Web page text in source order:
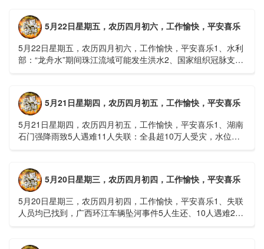
5月22日星期五，农历四月初六，工作愉快，平安喜乐
5月22日星期五，农历四月初六，工作愉快，平安喜乐1、水利
部：“龙舟水”期间珠江流域可能发生洪水2、国家组织冠脉支架
5月21日星期四，农历四月初五，工作愉快，平安喜乐
5月21日星期四，农历四月初五，工作愉快，平安喜乐1、湖南
石门强降雨致5人遇难11人失联：全县超10万人受灾，水位正
5月20日星期三，农历四月初四，工作愉快，平安喜乐
5月20日星期三，农历四月初四，工作愉快，平安喜乐1、失联
人员均已找到，广西环江车辆坠河事件5人生还、10人遇难2、